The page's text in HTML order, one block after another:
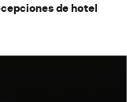
de hotel